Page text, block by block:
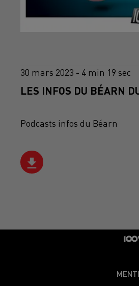
30 mars 2023 - 4 min 19 sec
LES INFOS DU BÉARN
Podcasts infos du Béarn